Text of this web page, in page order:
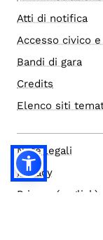
Atti di notifica
Accesso civico
Bandi di gara
Credits
Elenco siti
Note legali
Privacy
Privacy (english)